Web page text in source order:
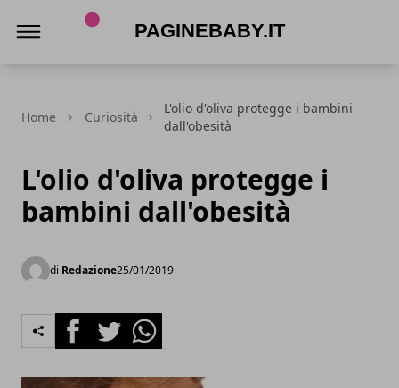
Home Curiosità
L'olio d'oliva protegge i bambini
dall'obesità
L'olio d'oliva protegge i
bambini dall'obesità
di Redazione25/01/2019
FacebookTwitterWhatsapp